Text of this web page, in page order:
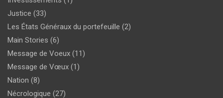
Justice (33)
Les États Généraux du portefeuille (2)
Main Stories (6)
Message de Voeux (11)
Message de Vœux (1)
Nation (8)
Nécrologique (27)